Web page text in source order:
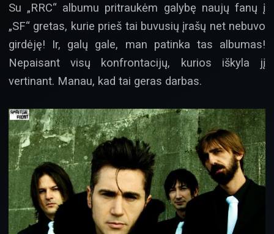
Su „RRC“ albumu pritraukėm galybę naujų fanų į
„SF“ gretas, kurie prieš tai buvusių įrašų net nebuvo
girdėję! Ir, galų gale, man patinka tas albumas!
Nepaisant visų konfrontacijų, kurios iškyla jį
vertinant. Manau, kad tai geras darbas.